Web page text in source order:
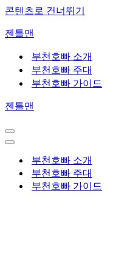
콘텐츠로 건너뛰기
젠틀맨
부천호빠 소개
부천호빠 주대
부천호빠 가이드
젠틀맨
내
비
내
부천호빠 소개
부천호빠 주대
부천호빠 가이드